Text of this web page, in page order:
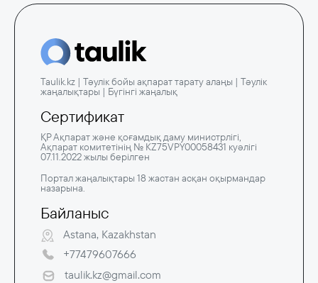
Taulik.kz | Тәулік бойы ақпарат тарату алаңы | Тәулік
жаңалықтары | Бүгінгі жаңалық
Сертификат
ҚР Ақпарат және қоғамдық даму министрлігі,
Ақпарат комитетінің № KZ75VPY00058431 куәлігі
07.11.2022 жылы берілген
Портал жаңалықтары 18 жастан асқан оқырмандар
назарына.
Байланыс
Astana, Kazakhstan
+77479607666
taulik.kz@gmail.com